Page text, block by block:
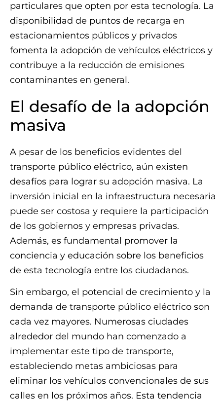
particulares que opten por esta tecnología. La
disponibilidad de puntos de recarga en
estacionamientos públicos y privados
fomenta la adopción de vehículos eléctricos y
contribuye a la reducción de emisiones
contaminantes en general.
El desafío de la adopción
masiva
A pesar de los beneficios evidentes del
transporte público eléctrico, aún existen
desafíos para lograr su adopción masiva. La
inversión inicial en la infraestructura necesaria
puede ser costosa y requiere la participación
de los gobiernos y empresas privadas.
Además, es fundamental promover la
conciencia y educación sobre los beneficios
de esta tecnología entre los ciudadanos.
Sin embargo, el potencial de crecimiento y la
demanda de transporte público eléctrico son
cada vez mayores. Numerosas ciudades
alrededor del mundo han comenzado a
implementar este tipo de transporte,
estableciendo metas ambiciosas para
eliminar los vehículos convencionales de sus
calles en los próximos años. Esta tendencia